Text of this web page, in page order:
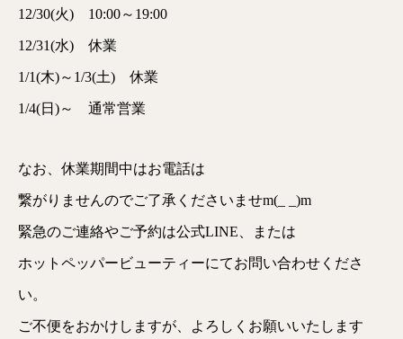
12/30(火) 10:00～19:00
12/31(水) 休業
1/1(木)～1/3(土) 休業
1/4(日)～ 通常営業
なお、休業期間中はお電話は
繋がりませんのでご了承くださいませm(_ _)m
緊急のご連絡やご予約は公式LINE、または
ホットペッパービューティーにてお問い合わせくださ
い。
ご不便をおかけしますが、よろしくお願いいたします